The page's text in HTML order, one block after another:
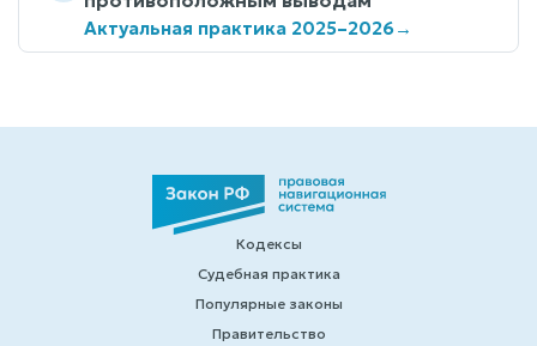
Актуальная практика 2025–2026→
Кодексы
Судебная практика
Популярные законы
Правительство